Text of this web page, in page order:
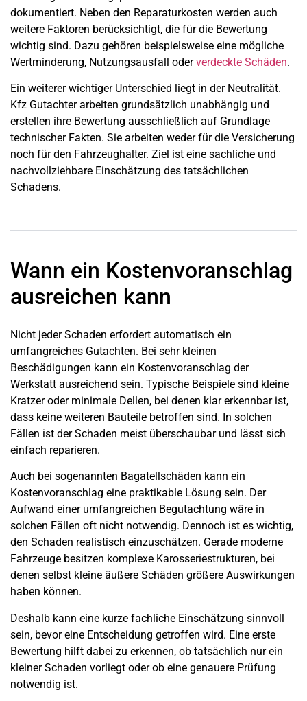
dokumentiert. Neben den Reparaturkosten werden auch
weitere Faktoren berücksichtigt, die für die Bewertung
wichtig sind. Dazu gehören beispielsweise eine mögliche
Wertminderung, Nutzungsausfall oderverdeckte Schäden.
Ein weiterer wichtiger Unterschied liegt in der Neutralität.
Kfz Gutachter arbeiten grundsätzlich unabhängig und
erstellen ihre Bewertung ausschließlich auf Grundlage
technischer Fakten. Sie arbeiten weder für die Versicherung
noch für den Fahrzeughalter. Ziel ist eine sachliche und
nachvollziehbare Einschätzung des tatsächlichen
Schadens.
Wann ein Kostenvoranschlag
ausreichen kann
Nicht jeder Schaden erfordert automatisch ein
umfangreiches Gutachten. Bei sehr kleinen
Beschädigungen kann ein Kostenvoranschlag der
Werkstatt ausreichend sein. Typische Beispiele sind kleine
Kratzer oder minimale Dellen, bei denen klar erkennbar ist,
dass keine weiteren Bauteile betroffen sind. In solchen
Fällen ist der Schaden meist überschaubar und lässt sich
einfach reparieren.
Auch bei sogenannten Bagatellschäden kann ein
Kostenvoranschlag eine praktikable Lösung sein. Der
Aufwand einer umfangreichen Begutachtung wäre in
solchen Fällen oft nicht notwendig. Dennoch ist es wichtig,
den Schaden realistisch einzuschätzen. Gerade moderne
Fahrzeuge besitzen komplexe Karosseriestrukturen, bei
denen selbst kleine äußere Schäden größere Auswirkungen
haben können.
Deshalb kann eine kurze fachliche Einschätzung sinnvoll
sein, bevor eine Entscheidung getroffen wird. Eine erste
Bewertung hilft dabei zu erkennen, ob tatsächlich nur ein
kleiner Schaden vorliegt oder ob eine genauere Prüfung
notwendig ist.